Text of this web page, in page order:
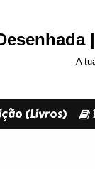
A
(Livros)